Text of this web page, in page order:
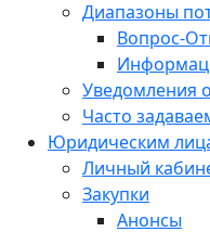
Диапазоны
Вопрос-
Уведомления
Часто
Юридическим
Личный
Закупки
Анонсы